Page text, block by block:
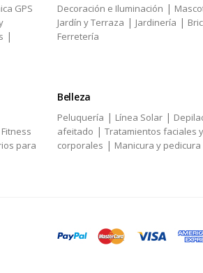
GPS
|
Decoración e Iluminación |
Jardín y Terraza | Jardinería |
Ferretería
Fitness
para
Belleza
Peluquería | Línea Solar |
afeitado | Tratamientos faciales y
corporales | Manicura y pedicura